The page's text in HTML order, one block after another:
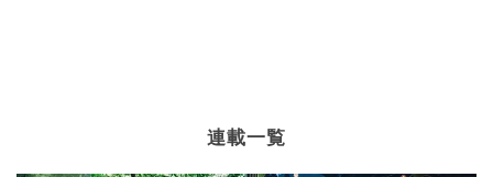
連載一覧